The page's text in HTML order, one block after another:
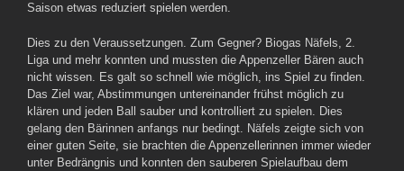
Saison etwas reduziert spielen werden.
Dies zu den Veraussetzungen. Zum Gegner? Biogas Näfels, 2.
Liga und mehr konnten und mussten die Appenzeller Bären auch
nicht wissen. Es galt so schnell wie möglich, ins Spiel zu finden.
Das Ziel war, Abstimmungen untereinander frühst möglich zu
klären und jeden Ball sauber und kontrolliert zu spielen. Dies
gelang den Bärinnen anfangs nur bedingt. Näfels zeigte sich von
einer guten Seite, sie brachten die Appenzellerinnen immer wieder
unter Bedrängnis und konnten den sauberen Spielaufbau dem